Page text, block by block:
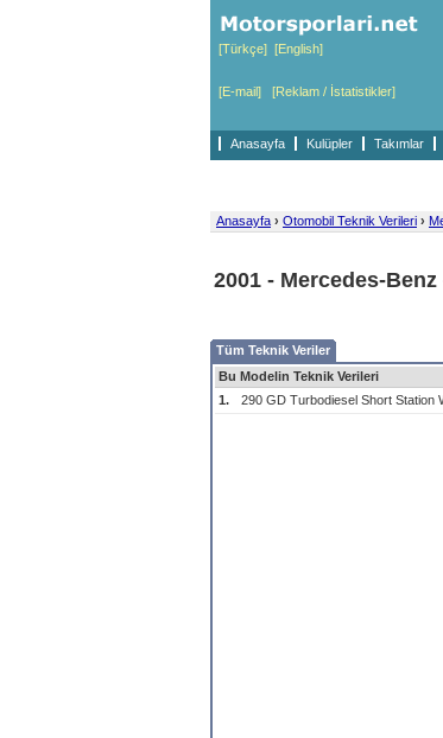
[Türkçe] [English]
[E-mail] [Reklam / İstatistikler]
Anasayfa Kulüpler Takımlar
Anasayfa › Otomobil Teknik Verileri ›
2001 - Mercedes-
Tüm Teknik Veriler
Bu Modelin Teknik Verileri
1.
290 GD Turbodiesel Short Station